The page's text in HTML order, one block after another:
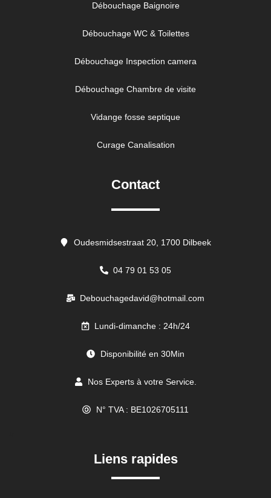
Débouchage Baignoire
Débouchage WC & Toilettes
Débouchage Inspection camera
Débouchage Chambre de visite
Vidange fosse septique
Curage Canalisation
Contact
Oudesmidsestraat 20, 1700 Dilbeek
04 79 01 53 05
Debouchagedavid@hotmail.com
Lundi-dimanche : 24h/24
Disponibilité en 30Min
Nos Experts à votre Service.
N° TVA : BE1026705111
Liens rapides